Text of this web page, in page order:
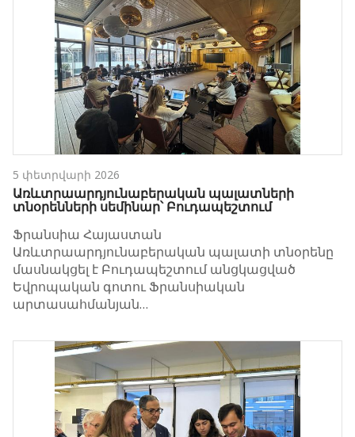
5 փետրվարի 2026
Առևտրաարդյունաբերական պալատների
տնօրենների սեմինար՝ Բուդապեշտում
Ֆրանսիա Հայաստան
Առևտրաարդյունաբերական պալատի տնօրենը
մասնակցել է Բուդապեշտում անցկացված
Եվրոպական գոտու Ֆրանսիական
արտասահմանյան…